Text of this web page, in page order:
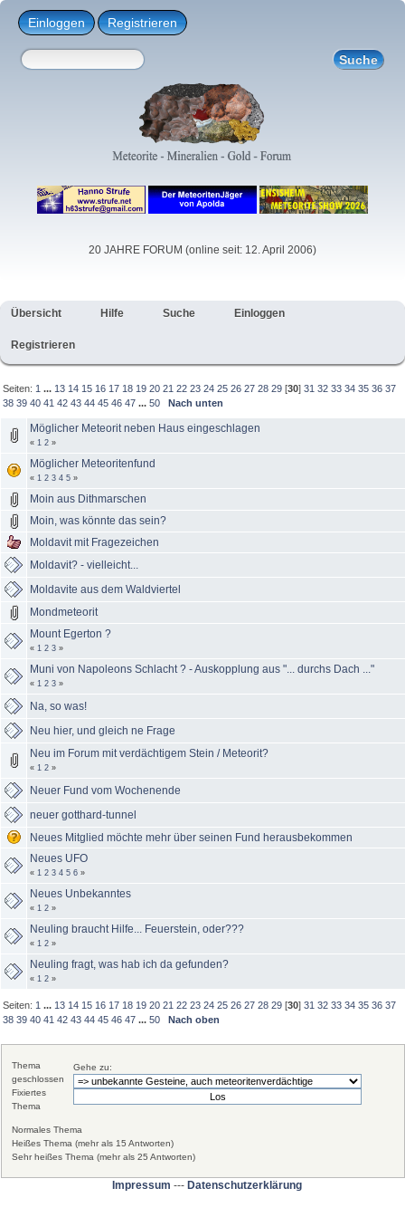
Einloggen Registrieren
20 JAHRE FORUM (online seit: 12. April 2006)
Übersicht Hilfe Suche Einloggen
Registrieren
Seiten: 1 ... 13 14 15 16 17 18 19 20 21 22 23 24 25 26 27 28 29 [30]31 32 33 34 35 36 37
38 39 40 41 42 43 44 45 46 47 ...50 Nach unten
Möglicher Meteorit neben Haus eingeschlagen
« 1 2 »
Möglicher Meteoritenfund
« 1 2 3 4 5 »
Moin aus Dithmarschen
Moin, was könnte das sein?
Moldavit mit Fragezeichen
Moldavit? - vielleicht...
Moldavite aus dem Waldviertel
Mondmeteorit
Mount Egerton ?
« 1 2 3 »
Muni von Napoleons Schlacht ? - Auskopplung aus "... durchs Dach ..."
« 1 2 3 »
Na, so was!
Neu hier, und gleich ne Frage
Neu im Forum mit verdächtigem Stein / Meteorit?
« 1 2 »
Neuer Fund vom Wochenende
neuer gotthard-tunnel
Neues Mitglied möchte mehr über seinen Fund herausbekommen
Neues UFO
« 1 2 3 4 5 6 »
Neues Unbekanntes
« 1 2 »
Neuling braucht Hilfe... Feuerstein, oder???
« 1 2 »
Neuling fragt, was hab ich da gefunden?
« 1 2 »
Seiten: 1 ... 13 14 15 16 17 18 19 20 21 22 23 24 25 26 27 28 29 [30]31 32 33 34 35 36 37
38 39 40 41 42 43 44 45 46 47 ...50 Nach oben
Gehe zu:
Normales Thema
Heißes Thema (mehr als 15 Antworten)
Sehr heißes Thema (mehr als 25 Antworten)
Thema
geschlossen
Fixiertes
Thema
Impressum --- Datenschutzerklärung